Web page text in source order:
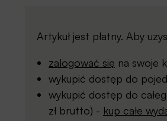
Artykuł jest płatny. Aby
zalogować się na swoje
wykupić dostęp do
wykupić dostęp do
zł brutto) - kup całe